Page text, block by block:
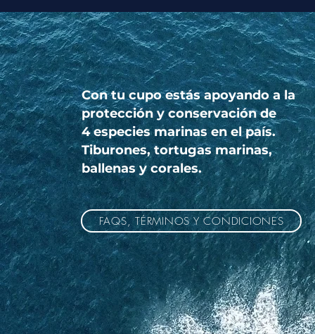
Con tu cupo estás apoyando a la
protección y conservación de
4 especies marinas en el país.
Tiburones, tortugas marinas,
ballenas y corales.
FAQS, TÉRMINOS Y CONDICIONES